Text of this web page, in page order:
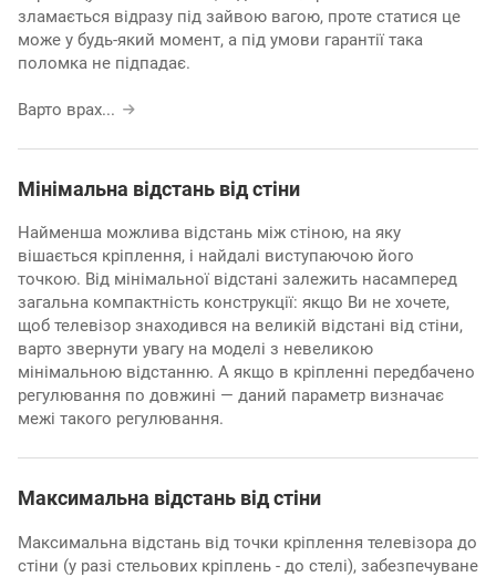
зламається відразу під зайвою вагою, проте статися це
може у будь-який момент, а під умови гарантії така
поломка не підпадає.
Варто врах...
Мінімальна відстань від стіни
Найменша можлива відстань між стіною, на яку
вішається кріплення, і найдалі виступаючою його
точкою. Від мінімальної відстані залежить насамперед
загальна компактність конструкції: якщо Ви не хочете,
щоб телевізор знаходився на великій відстані від стіни,
варто звернути увагу на моделі з невеликою
мінімальною відстанню. А якщо в кріпленні передбачено
регулювання по довжині — даний параметр визначає
межі такого регулювання.
Максимальна відстань від стіни
Максимальна відстань від точки кріплення телевізора до
стіни (у разі стельових кріплень - до стелі), забезпечуване